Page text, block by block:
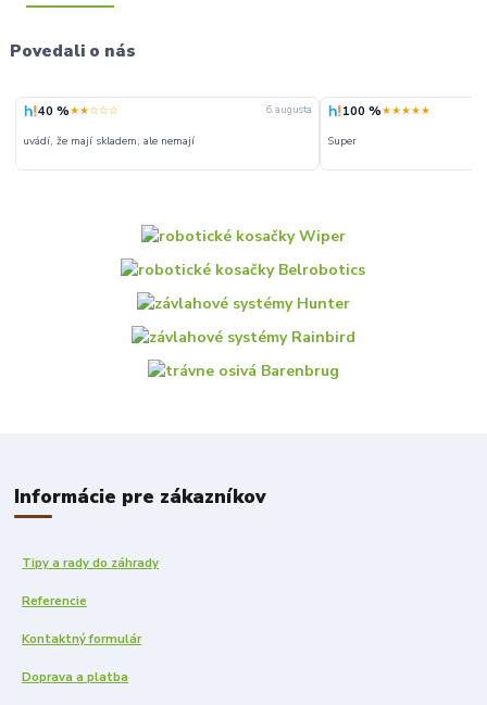
Povedali o nás
40 %★★☆☆☆ 6. augusta
uvádí, že mají skladem, ale nemají
100 %★★★★★
Super
Informácie pre zákazníkov
Tipy a rady do záhrady
Referencie
Kontaktný formulár
Doprava a platba